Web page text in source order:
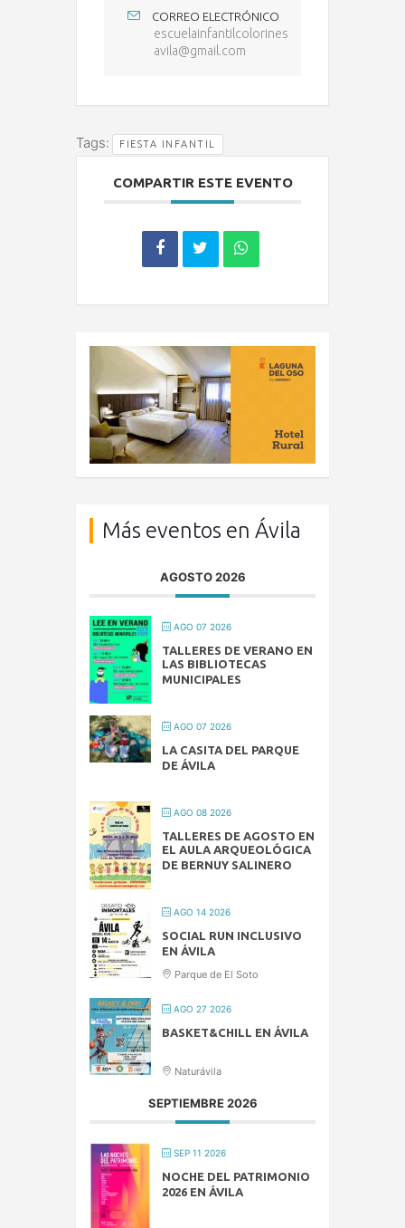
CORREO ELECTRÓNICO
escuelainfantilcolorines
avila@gmail.com
Tags: FIESTA INFANTIL
COMPARTIR ESTE EVENTO
Más eventos en Ávila
AGOSTO 2026
AGO 07 2026
TALLERES DE VERANO EN
LAS BIBLIOTECAS
MUNICIPALES
AGO 07 2026
LA CASITA DEL PARQUE
DE ÁVILA
AGO 08 2026
TALLERES DE AGOSTO EN
EL AULA ARQUEOLÓGICA
DE BERNUY SALINERO
AGO 14 2026
SOCIAL RUN INCLUSIVO
EN ÁVILA
Parque de El Soto
AGO 27 2026
BASKET&CHILL EN ÁVILA
Naturávila
SEPTIEMBRE 2026
SEP 11 2026
NOCHE DEL PATRIMONIO
2026 EN ÁVILA